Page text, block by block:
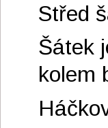
Střed
Šátek
kolem